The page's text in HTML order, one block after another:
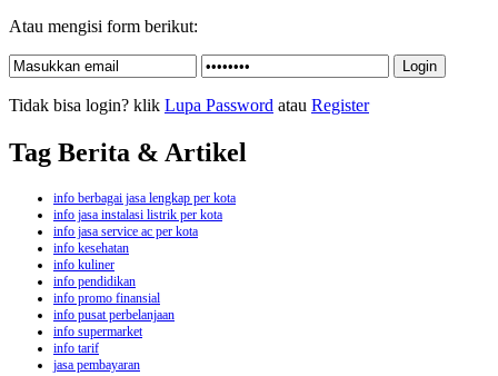
Atau mengisi form berikut:
Tidak bisa login? klik Lupa Password atau Register
Tag Berita & Artikel
info berbagai jasa lengkap per kota
info jasa instalasi listrik per kota
info jasa service ac per kota
info kesehatan
info kuliner
info pendidikan
info promo finansial
info pusat perbelanjaan
info supermarket
info tarif
jasa pembayaran